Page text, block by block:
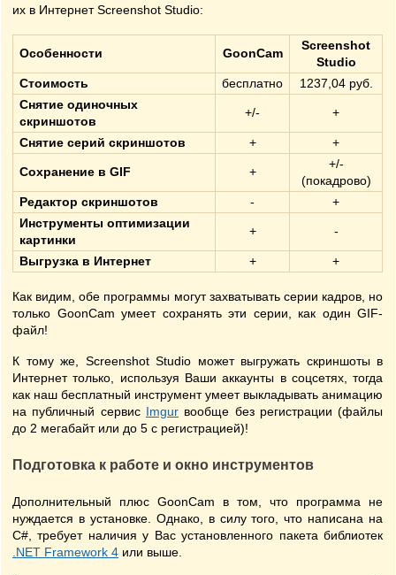
их в Интернет Screenshot Studio:
Особенности GoonCam
Screenshot
Studio
Стоимость
бесплатно
1237,04 руб.
Снятие одиночных
скриншотов
+/- +
Снятие серий скриншотов + +
Сохранение в GIF +
+/-
(покадрово)
Редактор скриншотов
-
+
Инструменты оптимизации
картинки
+ -
Выгрузка в Интернет + +
Как видим, обе программы могут захватывать серии кадров, но
только GoonCam умеет сохранять эти серии, как один GIF-
файл!
К тому же, Screenshot Studio может выгружать скриншоты в
Интернет только, используя Ваши аккаунты в соцсетях, тогда
как наш бесплатный инструмент умеет выкладывать анимацию
на публичный сервис Imgurвообще без регистрации (файлы
до 2 мегабайт или до 5 с регистрацией)!
Подготовка к работе и окно инструментов
Дополнительный плюс GoonCam в том, что программа не
нуждается в установке. Однако, в силу того, что написана на
C#, требует наличия у Вас установленного пакета библиотек
.NET Framework 4 или выше.